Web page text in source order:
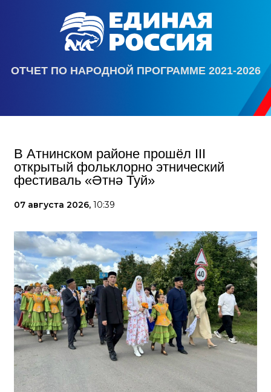
ОТЧЕТ ПО НАРОДНОЙ ПРОГРАММЕ 2021-2026
В Атнинском районе прошёл III
открытый фольклорно этнический
фестиваль «Әтнә Туй»
07 августа 2026, 10:39